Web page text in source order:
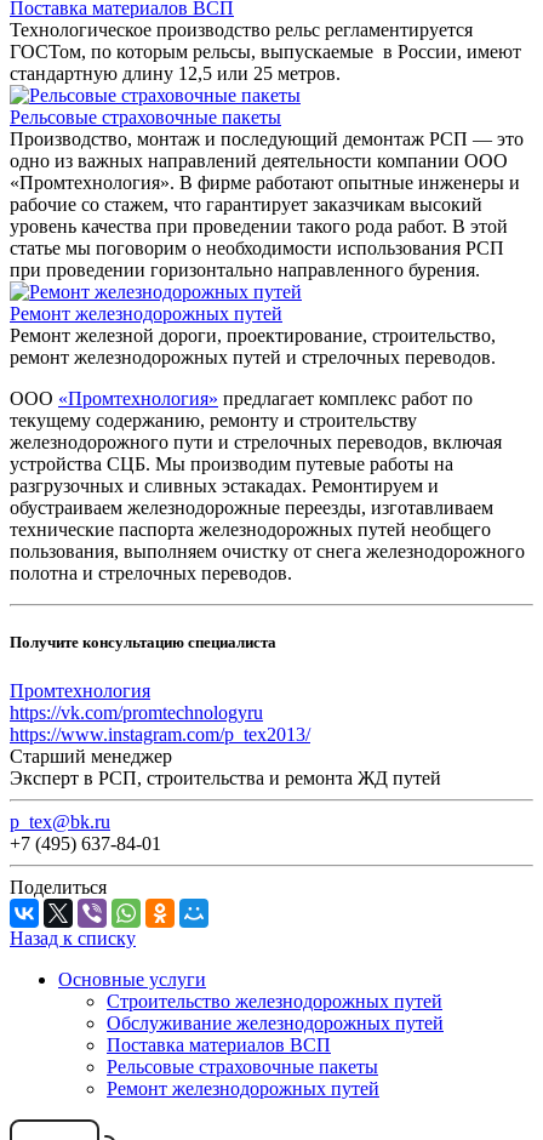
Поставка материалов ВСП
Технологическое производство рельс регламентируется
ГОСТом, по которым рельсы, выпускаемые в России, имеют
стандартную длину 12,5 или 25 метров.
Рельсовые страховочные пакеты
Производство, монтаж и последующий демонтаж РСП — это
одно из важных направлений деятельности компании ООО
«Промтехнология». В фирме работают опытные инженеры и
рабочие со стажем, что гарантирует заказчикам высокий
уровень качества при проведении такого рода работ. В этой
статье мы поговорим о необходимости использования РСП
при проведении горизонтально направленного бурения.
Ремонт железнодорожных путей
Ремонт железной дороги, проектирование, строительство,
ремонт железнодорожных путей и стрелочных переводов.
ООО «Промтехнология» предлагает комплекс работ по
текущему содержанию, ремонту и строительству
железнодорожного пути и стрелочных переводов, включая
устройства СЦБ. Мы производим путевые работы на
разгрузочных и сливных эстакадах. Ремонтируем и
обустраиваем железнодорожные переезды, изготавливаем
технические паспорта железнодорожных путей необщего
пользования, выполняем очистку от снега железнодорожного
полотна и стрелочных переводов.
Получите консультацию специалиста
Промтехнология
https://vk.com/promtechnologyru
https://www.instagram.com/p_tex2013/
Старший менеджер
Эксперт в РСП, строительства и ремонта ЖД путей
p_tex@bk.ru
+7 (495) 637-84-01
Поделиться
Назад к списку
Основные услуги
Строительство железнодорожных путей
Обслуживание железнодорожных путей
Поставка материалов ВСП
Рельсовые страховочные пакеты
Ремонт железнодорожных путей